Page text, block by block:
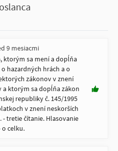
9 mesiacmi
ktorým sa mení a dopĺňa
o hazardných hrách a o
zákonov v znení
a ktorým sa dopĺňa zákon
republiky č. 145/1995
v znení neskorších
- tretie čítanie. Hlasovanie
o celku.